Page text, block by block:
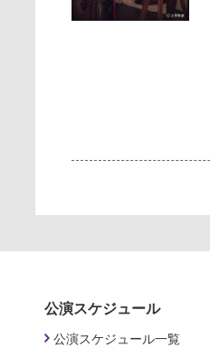
公演スケジュール
公演スケジュール一覧